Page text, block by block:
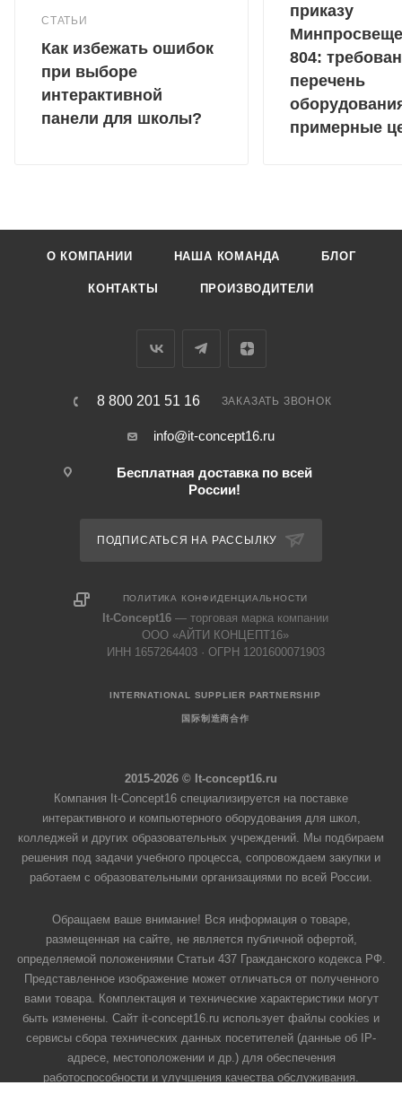
СТАТЬИ
Как избежать ошибок
при выборе
интерактивной
панели для школы?
приказу
804:
перечень
примерные
О КОМПАНИИ НАША КОМАНДА БЛОГ
КОНТАКТЫ ПРОИЗВОДИТЕЛИ
8 800 201 51 16 ЗАКАЗАТЬ ЗВОНОК
info@it-concept16.ru
Бесплатная доставка по всей
России!
ПОДПИСАТЬСЯ НА РАССЫЛКУ
ПОЛИТИКА КОНФИДЕНЦИАЛЬНОСТИ
It-Concept16 — торговая марка компании
ООО «АЙТИ КОНЦЕПТ16»
ИНН 1657264403 · ОГРН 1201600071903
INTERNATIONAL SUPPLIER PARTNERSHIP
国际制造商合作
2015-2026 © It-concept16.ru
Компания It-Concept16 специализируется на поставке
интерактивного и компьютерного оборудования для школ,
колледжей и других образовательных учреждений. Мы подбираем
решения под задачи учебного процесса, сопровождаем закупки и
работаем с образовательными организациями по всей России.
Обращаем ваше внимание! Вся информация о товаре,
размещенная на сайте, не является публичной офертой,
определяемой положениями Статьи 437 Гражданского кодекса РФ.
Представленное изображение может отличаться от полученного
вами товара. Комплектация и технические характеристики могут
быть изменены. Сайт it-concept16.ru использует файлы cookies и
сервисы сбора технических данных посетителей (данные об IP-
адресе, местоположении и др.) для обеспечения
работоспособности и улучшения качества обслуживания.